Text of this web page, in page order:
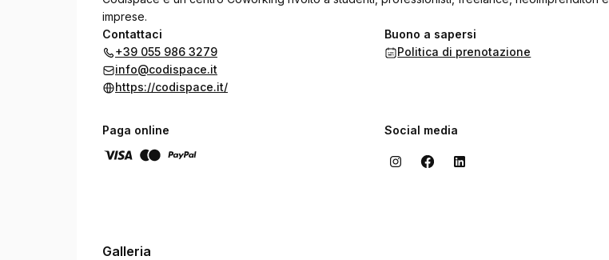
imprese.
Contattaci
+39 055 986 3279
info@codispace.it
https://codispace.it/
Buono a sapersi
Politica di prenotazione
Paga online Social media
Galleria